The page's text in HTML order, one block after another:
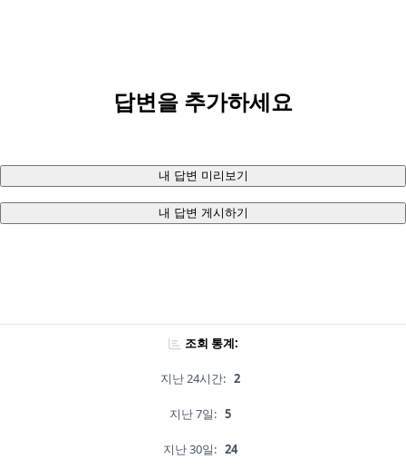
답변을 추가하세요
내 답변 미리보기
내 답변 게시하기
조회 통계:
지난 24시간: 2
지난 7일: 5
지난 30일: 24